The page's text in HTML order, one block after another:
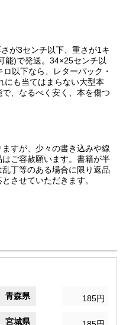
が3センチ以下、重さが1キ
能)で発送。34×25センチ以
以下なら、レターパック・
にも当てはまらない大型本
、なるべく安く、本を傷つ
すが、少々の書き込みや線
ご容赦願います。書籍が半
丁等のある場合に限り返品
させていただきます。
青森県 185円
宮城県